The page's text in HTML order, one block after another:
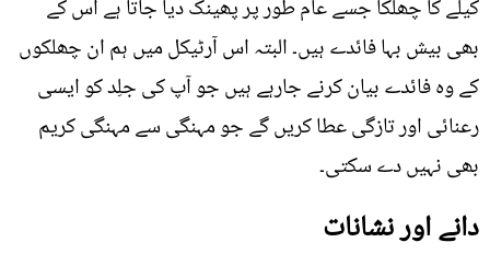
کیلے کا چھلکا جسے عام طور پر پھینک دیا جاتا ہے اس کے
بھی بیش بہا فائدے ہیں۔ البتہ اس آرٹیکل میں ہم ان چھلکوں
کے وہ فائدے بیان کرنے جارہے ہیں جو آپ کی جلِد کو ایسی
رعنائی اور تازگی عطا کریں گے جو مہنگی سے مہنگی کریم
بھی نہیں دے سکتی۔
دانے اور نشانات